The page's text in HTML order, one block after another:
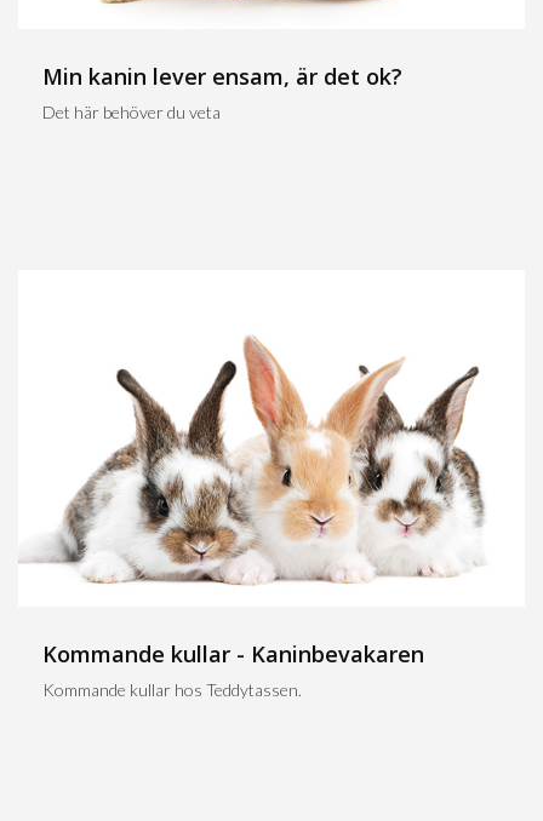
Min kanin lever ensam, är det ok?
Det här behöver du veta
Kommande kullar - Kaninbevakaren
Kommande kullar hos Teddytassen.